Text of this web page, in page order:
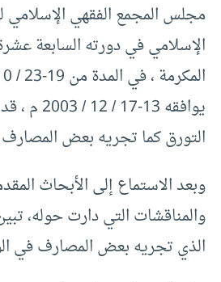
مجلس المجمع الفقهي الإسلامي
الإسلامي في دورته السابعة
يوافقه
التورق كما تجريه بعض
وبعد الاستماع إلى الأبحاث
والمناقشات التي دارت حوله،
الذي تجريه بعض المصارف في